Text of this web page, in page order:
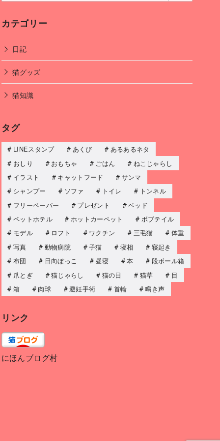
カテゴリー
日記
猫グッズ
猫知識
タグ
LINEスタンプ あくび
あるあるネタ
おしり
おもちゃ ごはん
ねこじゃらし
イラスト
キャットフード
サンマ
シャンプー
ソファ トイレ
トンネル
フリーペーパー
プレゼント
ベッド
ペットホテル
ホットカーペット
ボブテイル
モデル
ロフト ワクチン 三毛猫
体重
写真
動物病院 子猫 寝相
寝起き
布団
日向ぼっこ 昼寝 本
段ボール箱
爪とぎ
猫じゃらし 猫の日 猫草
目
箱
肉球 避妊手術 首輪 鳴き声
リンク
にほんブログ村